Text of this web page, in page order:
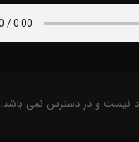
نیست و در دسترس نمی باشد.